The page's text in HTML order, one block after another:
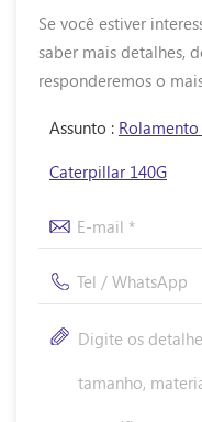
Se você estiver
saber mais detalhes,
responderemos o
Assunto :
Caterpillar 140G